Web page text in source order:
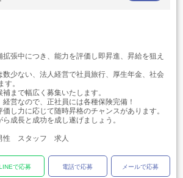
張中につき、能力を評価し即昇進、昇給を狙え
少ない、法人経営で社員旅行、厚生年金、社会
。
まで幅広く募集いたします。
営なので、正社員には各種保険完備！
し力に応じて随時昇格のチャンスがあります。
成長と成功を成し遂げましょう。
スタッフ 求人
で応募 電話で応募 メールで応募